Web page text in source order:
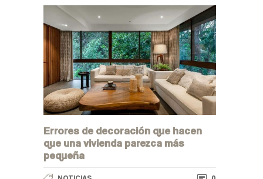
Errores de decoración que hacen
que una vivienda parezca más
pequeña